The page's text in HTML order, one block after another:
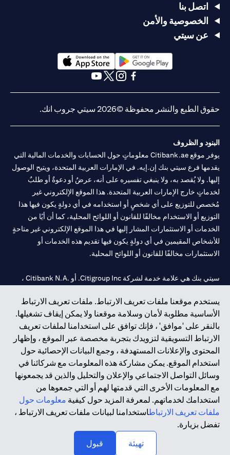
يستخدم موقعنا ملفات تعريف الارتباط. ملفات تعريف الارتباط
الأساسية مطلوبة لأمان وسلامة موقعنا ولا يمكن إيقاف تشغيلها.
بالنقر على 'موافق' ، فإنك توافق على استخدامنا لملفات تعريف
الارتباط التسويقية لتزويدك بتجربة مخصصة عبر الموقع ، وإظهار
المحتوى والإعلانات المستهدفة ، وجمع البيانات الإحصائية حول
استخدام الموقع. يمكن مشاركة هذه المعلومات مع شركائنا في
وسائل التواصل الاجتماعي والإعلان والتحليل والذين قد يجمعونها
مع المعلومات الأخرى التي قدمتها لهم أو التي جمعوها من
استخدامك لخدماتهم. لمعرفة المزيد حول كيفية معلومات حول
ملفات تعريف الارتباطاستخدامنا لبيانات ملفات تعريف الارتباط ،
تفضل بزيارة.
تهيئة
قبول
اتصل بنا
الخصوصية والأمن
عن سيتي
(opens in a new tab)
حقوق الطبع والنشر محفوظة ©2026 سيتي جروب انك.
البنود و الظروف
يوفر موقع Citibank.ae معلوماتٍ حول الحسابات والخدمات المالية التي
يقدمها فرع سيتي بنك إن.إيه. في الإمارات العربية المتحدة، ويتيح الوصول
إليها. ولا يُقصد به، ولا ينبغي تفسيره على أنه، عرضٌ أو دعوةٌ أو طلبٌ
لخدماتٍ خارج الإمارات العربية المتحدة. هذا الموقع الإلكتروني غير
مُخصص للتوزيع على أي شخصٍ أو استخدامه في أي دولةٍ يكون فيها هذا
التوزيع أو الاستخدام مخالفًا للقانون أو اللوائح المحلية، كما أن أيًا من
الخدمات أو الاستثمارات المشار إليها في هذا الموقع الإلكتروني غير متاحةٍ
للأشخاص المقيمين في أي دولةٍ يكون فيها تقديم هذه الخدمات أو
الاستثمارات مخالفًا للقانون أو اللوائح المحلية.
سيتي بنك هي علامة خدمة لشركة Citigroup Inc. أو .Citibank N.A ،
سيتي بنك إن. إيه. الإمارات مسجل لدى مصرف الإمارات المركزي تحت
أرقام التراخيص 202563 لفرع الوصل في دبي، 531989 لفرع مول
الإمارات في دبي، وCN-1002019لفرع أبوظبي. هاتف: 4000 311 04.
فرع سيتي بنك إن إيه - الإمارات العربية المتحدة مرخص من مصرف
الإمارات العربية المتحدة المركزي كفرع لبنك أجنبي.
سيتي بنك إن إيه الإمارات العربية المتحدة مرخص من هيئة الأوراق المالية
والسلع في الإمارات العربية المتحدة ("SCA") للقيام بالنشاط المالي لـ أ)
الاستشارات المالية والتعريف والترويج بموجب ترخيص رقم
20200000097 ب) وسيط تداول في الأسواق الدولية بموجب ترخيص
حقوق الطبع والنشر محفوظة ©2026 سيتي جروب انك.